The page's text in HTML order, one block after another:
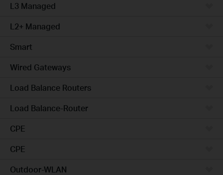
L3 Managed
L2+ Managed
Smart
Wired Gateways
Load Balance Routers
Load Balance-Router
CPE
CPE
Outdoor-WLAN